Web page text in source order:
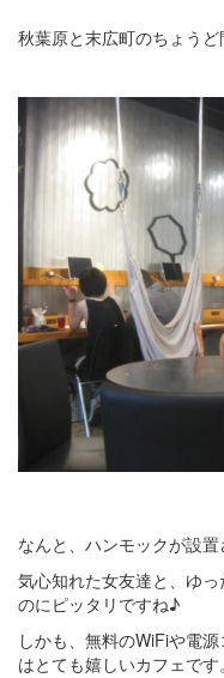
秋葉原と末広町のちょうど
なんと、ハンモックが設置
気心知れた女友達と、ゆ
のにピッタリですね♪
しかも、無料のWiFiや電
はとても嬉しいカフェです。